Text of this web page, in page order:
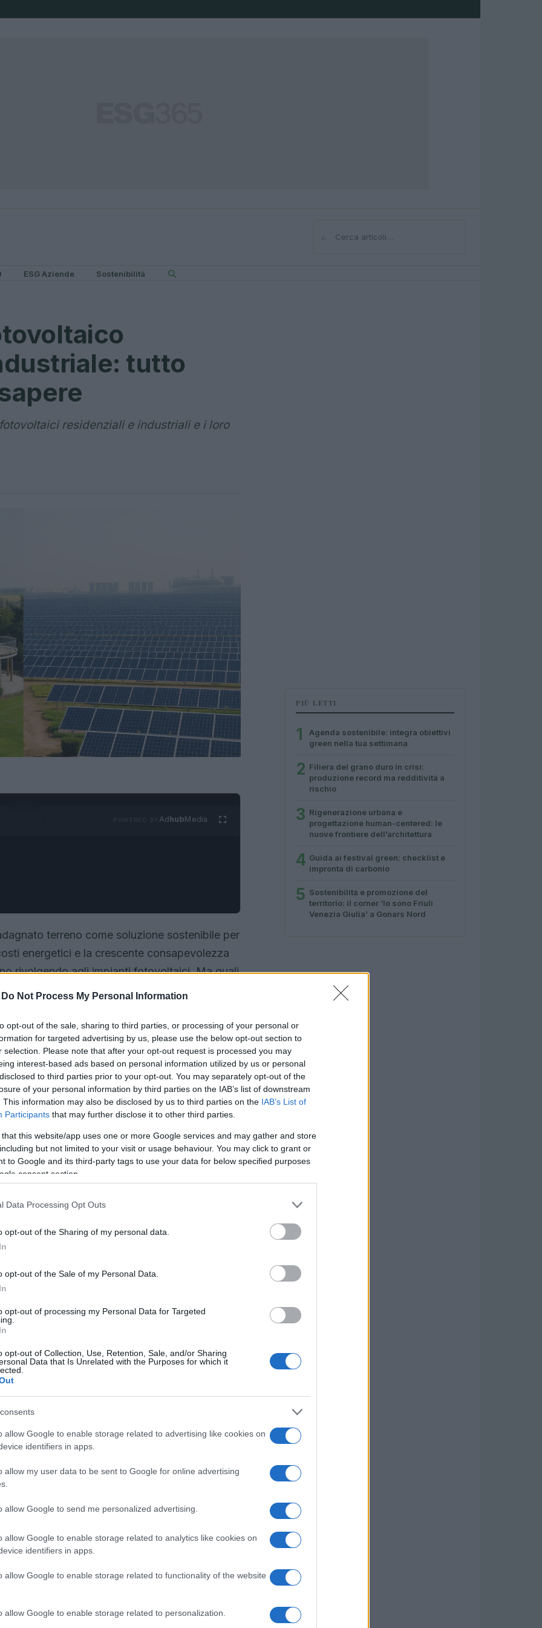
Do Not Process My Personal Information
opt-out of the sale, sharing to third parties, or processing of your personal or
for targeted advertising by us, please use the below opt-out section to
selection. Please note that after your opt-out request is processed you may
interest-based ads based on personal information utilized by us or personal
to third parties prior to your opt-out. You may separately opt-out of the
of your personal information by third parties on the IAB’s list of downstream
This information may also be disclosed by us to third parties on the IAB’s List of
Participants that may further disclose it to other third parties.
that this website/app uses one or more Google services and may gather and store
but not limited to your visit or usage behaviour. You may click to grant or
to Google and its third-party tags to use your data for below specified purposes
consent section.
Data Processing Opt Outs
opt-out of the Sharing of my personal data.
opt-out of the Sale of my Personal Data.
opt-out of processing my Personal Data for Targeted
opt-out of Collection, Use, Retention, Sale, and/or Sharing
Data that Is Unrelated with the Purposes for which it
allow Google to enable storage related to advertising like cookies on
identifiers in apps.
allow my user data to be sent to Google for online advertising
allow Google to send me personalized advertising.
allow Google to enable storage related to analytics like cookies on
identifiers in apps.
allow Google to enable storage related to functionality of the website
allow Google to enable storage related to personalization.
⌕Cerca
ESG Aziende Sostenibilità
tutto
residenziali e industriali e i loro
AdhubMedia
terreno come soluzione sostenibile per
energetici e la crescente consapevolezza
rivolgendo agli impianti fotovoltaici. Ma quali
residenziale e uno industriale? In
principali di entrambi, i loro vantaggi e
verde.
e come funziona?
per convertire l’energia solare in
questi sistemi utilizzano celle
per catturare la luce solare. Quando la luce
I pannelli sono montati su strutture che
prodotta può essere utilizzata
futuro. Gli impianti fotovoltaici possono
alle diverse necessità energetiche di
residenziale e industriale
residenziale e uno industriale
prodotta. Gli impianti residenziali sono
di un’abitazione o di un condominio.
con una potenza che varia da 3 a 10 kW,
di una famiglia media. Invece, gli impianti
avere potenze che superano i 50 kW,
così di alimentare interi stabilimenti o
PIÙ LETTI
1
Agenda sostenibile: integra obiettivi
green nella tua settimana
2 Filiera del grano duro in crisi:
produzione record ma redditività a
rischio
3 Rigenerazione urbana e
progettazione human-centered: le
nuove frontiere dell’architettura
4 Guida ai festival green: checklist e
impronta di carbonio
5 Sostenibilità e promozione del
territorio: il corner ‘Io sono Friuli
Venezia Giulia’ a Gonars Nord